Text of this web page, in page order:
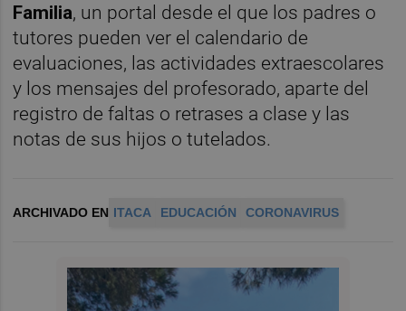
Familia, un portal desde el que los padres o
tutores pueden ver el calendario de
evaluaciones, las actividades extraescolares
y los mensajes del profesorado, aparte del
registro de faltas o retrases a clase y las
notas de sus hijos o tutelados.
ARCHIVADO EN ITACA EDUCACIÓN CORONAVIRUS